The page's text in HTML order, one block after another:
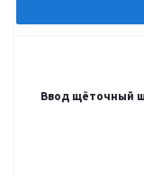
Ввод щёточный